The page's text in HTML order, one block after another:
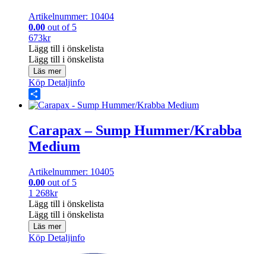
Artikelnummer: 10404
0.00 out of 5
673kr
Lägg till i önskelista
Lägg till i önskelista
Läs mer
Köp Detaljinfo
Share
Carapax – Sump Hummer/Krabba
Medium
Artikelnummer: 10405
0.00 out of 5
1 268kr
Lägg till i önskelista
Lägg till i önskelista
Läs mer
Köp Detaljinfo